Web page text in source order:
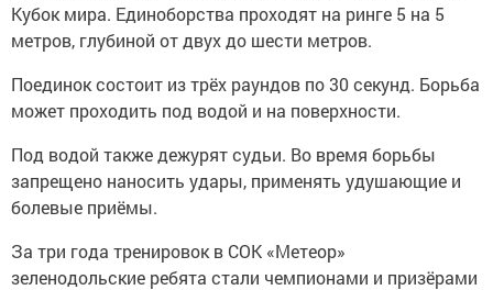
Кубок мира. Единоборства проходят на ринге 5 на 5
метров, глубиной от двух до шести метров.
Поединок состоит из трёх раундов по 30 секунд. Борьба
может проходить под водой и на поверхности.
Под водой также дежурят судьи. Во время борьбы
запрещено наносить удары, применять удушающие и
болевые приёмы.
За три года тренировок в СОК «Метеор»
зеленодольские ребята стали чемпионами и призёрами